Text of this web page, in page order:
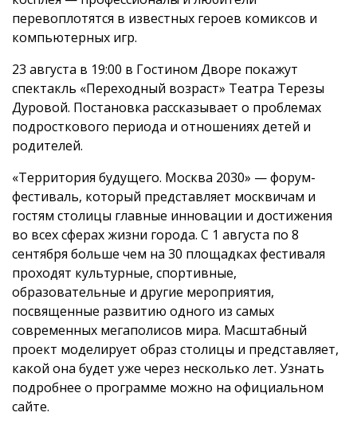
перевоплотятся в известных героев комиксов и
компьютерных игр.
23 августа в 19:00 в Гостином Дворе покажут
спектакль «Переходный возраст» Театра Терезы
Дуровой. Постановка рассказывает о проблемах
подросткового периода и отношениях детей и
родителей.
«Территория будущего. Москва 2030» — форум-
фестиваль, который представляет москвичам и
гостям столицы главные инновации и достижения
во всех сферах жизни города. С 1 августа по 8
сентября больше чем на 30 площадках фестиваля
проходят культурные, спортивные,
образовательные и другие мероприятия,
посвященные развитию одного из самых
современных мегаполисов мира. Масштабный
проект моделирует образ столицы и представляет,
какой она будет уже через несколько лет. Узнать
подробнее о программе можно на официальном
сайте.